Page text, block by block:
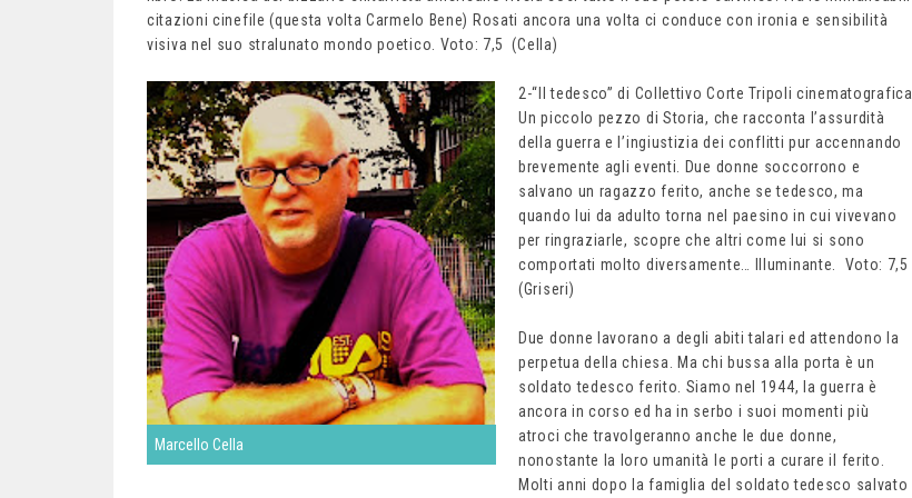
citazioni cinefile (questa volta Carmelo Bene) Rosati ancora una volta ci conduce con ironia e sensibilità
visiva nel suo stralunato mondo poetico. Voto: 7,5 (Cella)
Marcello Cella
2-“Il tedesco” di Collettivo Corte Tripoli cinematografica
Un piccolo pezzo di Storia, che racconta l’assurdità
della guerra e l’ingiustizia dei conflitti pur accennando
brevemente agli eventi. Due donne soccorrono e
salvano un ragazzo ferito, anche se tedesco, ma
quando lui da adulto torna nel paesino in cui vivevano
per ringraziarle, scopre che altri come lui si sono
comportati molto diversamente… Illuminante. Voto: 7,5
(Griseri)
Due donne lavorano a degli abiti talari ed attendono la
perpetua della chiesa. Ma chi bussa alla porta è un
soldato tedesco ferito. Siamo nel 1944, la guerra è
ancora in corso ed ha in serbo i suoi momenti più
atroci che travolgeranno anche le due donne,
nonostante la loro umanità le porti a curare il ferito.
Molti anni dopo la famiglia del soldato tedesco salvato